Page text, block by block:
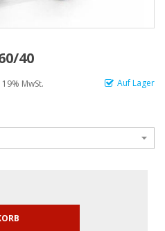
40
Auf Lager
19% MwSt.